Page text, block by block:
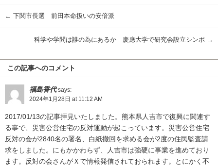
← 下関市長選 前田本命扱いの安倍派
科学や学問は誰の為にあるか 慶應大学で研究会設立シンポ →
この記事へのコメント
福島香代 says:
2024年1月28日 at 11:12 AM
2017/01/13の記事拝見いたしました。熊本県人吉市で復興に関連す
る事で、災害公営住宅の反対運動が起こっています。災害公営住宅
反対の会が2840名の署名、白紙撤回を求める会が2度の住民監査請
求をしました。にもかかわらず、人吉市は強硬に事業を進めており
ます。反対の会さんがＸで情報発信されておられます。とにかく不